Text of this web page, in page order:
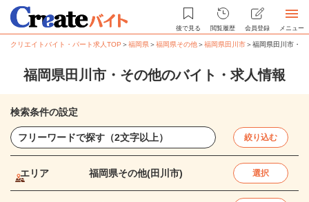
後で見る 閲覧履歴 会員登録 メニュー
クリエイトバイト・パート求人TOP ＞福岡県＞福岡県その他＞福岡県田川市＞福岡県田川市・
福岡県田川市・その他のバイト・求人情報
検索条件の設定
絞り込む
エリア 福岡県その他(田川市) 選択